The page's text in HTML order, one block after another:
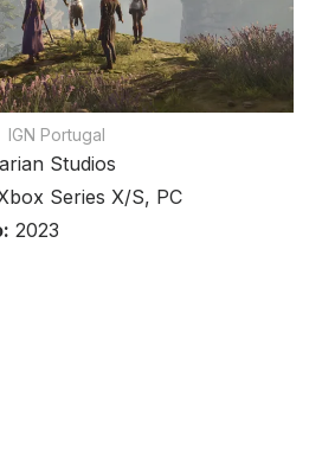
IGN Portugal
Studios
Series X/S, PC
2023